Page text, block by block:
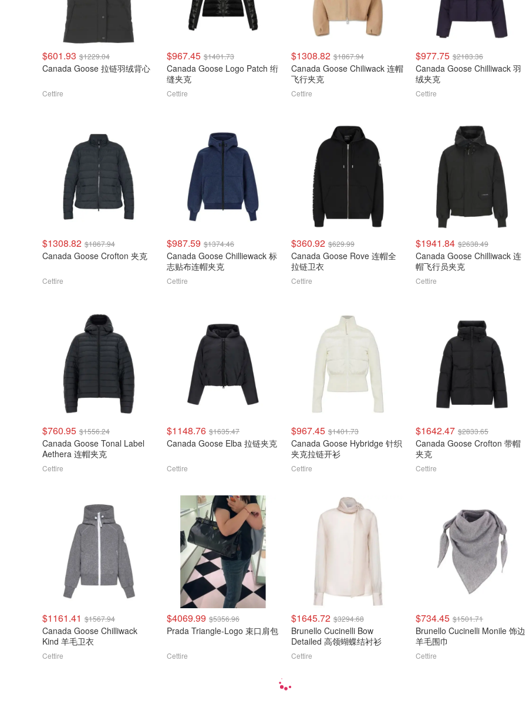
$601.93 $1229.04
Canada Goose 拉链羽绒背心
Cettire
$967.45 $1401.73
Canada Goose Logo Patch 绗
缝夹克
Cettire
$1308.82 $1867.94
Canada Goose Chiliwack 连帽
飞行夹克
Cettire
$977.75 $2183.36
Canada Goose Chilliwack 羽
绒夹克
Cettire
$1308.82 $1867.94
Canada Goose Crofton 夹克
Cettire
$987.59 $1374.46
Canada Goose Chilliewack 标
志贴布连帽夹克
Cettire
$360.92 $629.99
Canada Goose Rove 连帽全
拉链卫衣
Cettire
$1941.84 $2638.49
Canada Goose Chilliwack 连
帽飞行员夹克
Cettire
$760.95 $1556.24
Canada Goose Tonal Label
Aethera 连帽夹克
Cettire
$1148.76 $1635.47
Canada Goose Elba 拉链夹克
Cettire
$967.45 $1401.73
Canada Goose Hybridge 针织
夹克拉链开衫
Cettire
$1642.47 $2833.65
Canada Goose Crofton 带帽
夹克
Cettire
$1161.41 $1567.94
Canada Goose Chilliwack
Kind 羊毛卫衣
Cettire
$4069.99 $5356.96
Prada Triangle-Logo 束口肩包
Cettire
$1645.72 $3294.68
Brunello Cucinelli Bow
Detailed 高领蝴蝶结衬衫
Cettire
$734.45 $1501.71
Brunello Cucinelli Monile 饰边
羊毛围巾
Cettire